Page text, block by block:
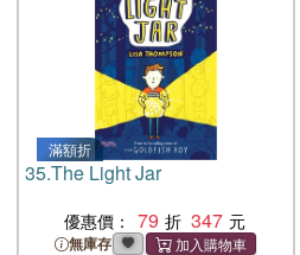
滿額折
35.The Light Jar
優惠價： 79 347
無庫存